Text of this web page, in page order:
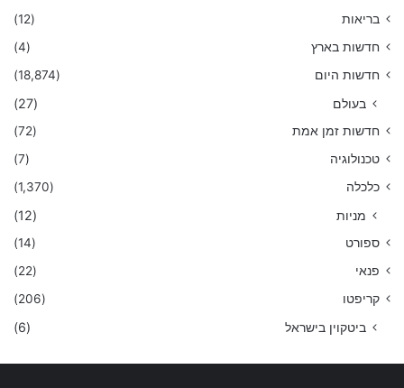
בריאות
(12)
חדשות בארץ
(4)
חדשות היום
(18,874)
בעולם (27)
חדשות זמן אמת
(72)
טכנולוגיה
(7)
כלכלה
(1,370)
מניות (12)
ספורט
(14)
פנאי
(22)
קריפטו
(206)
ביטקוין בישראל (6)